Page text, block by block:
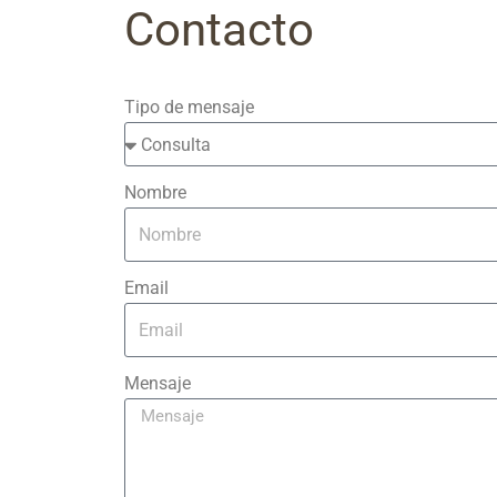
Contacto
Tipo de mensaje
Nombre
Email
Mensaje